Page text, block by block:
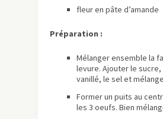
fleur en pâte d’amande
Préparation :
Mélanger ensemble la
levure. Ajouter le sucre,
vanillé, le sel et
Former un puits au
les 3 oeufs. Bien